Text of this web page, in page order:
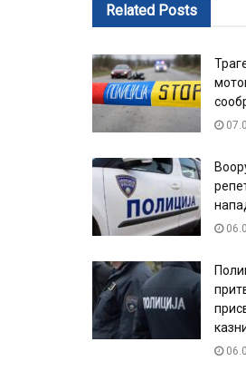
Related Posts